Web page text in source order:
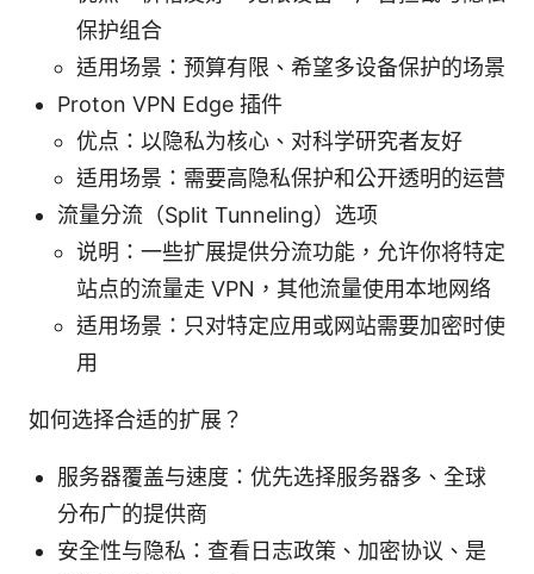
保护组合
适用场景：预算有限、希望多设备保护的场景
Proton VPN Edge 插件
优点：以隐私为核心、对科学研究者友好
适用场景：需要高隐私保护和公开透明的运营
流量分流（Split Tunneling）选项
说明：一些扩展提供分流功能，允许你将特定
站点的流量走 VPN，其他流量使用本地网络
适用场景：只对特定应用或网站需要加密时使
用
如何选择合适的扩展？
服务器覆盖与速度：优先选择服务器多、全球
分布广的提供商
安全性与隐私：查看日志政策、加密协议、是